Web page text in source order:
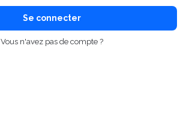
Se connecter
Vous n'avez pas de compte ?